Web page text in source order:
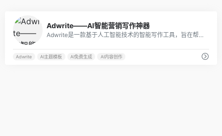
Adwrite——AI智能营销写作神器
Adwrite是一款基于人工智能技术的智能写作工具，旨在帮助用户撰写出吸引人的文案。它能够自动生成多种场景下的文案，从而大大减轻了写作的工作量。
Adwrite AI主题模板 AI免费生成 AI内容创作